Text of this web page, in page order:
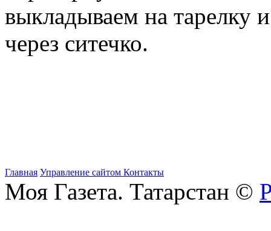
выкладываем на тарелку
через ситечко.
Главная Управление сайтом Контакты
Моя Газета. Татарстан ©